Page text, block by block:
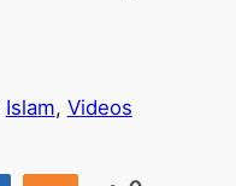
Islam, Videos